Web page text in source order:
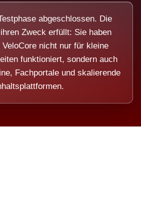
abgeschlossen. Die
Zweck erfüllt: Sie haben
nicht nur für kleine
funktioniert, sondern auch
Fachportale und skalierende